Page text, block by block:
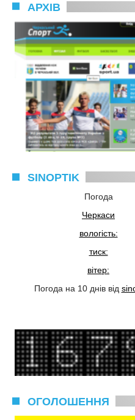
АРХІВ
SINOPTIK
Погода
Черкаси
вологість:
тиск:
вітер:
Погода на 10 днів від
ОГОЛОШЕННЯ